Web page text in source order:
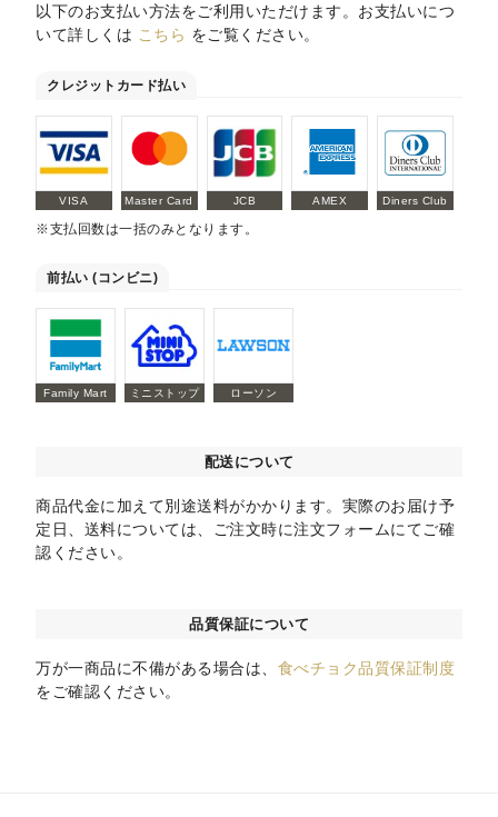
以下のお支払い方法をご利用いただけます。お支払いにつ
いて詳しくは こちら をご覧ください。
クレジットカード払い
VISA Master Card JCB AMEX Diners Club
※支払回数は一括のみとなります。
前払い (コンビニ)
Family Mart ミニストップ ローソン
配送について
商品代金に加えて別途送料がかかります。実際のお届け予
定日、送料については、ご注文時に注文フォームにてご確
認ください。
品質保証について
万が一商品に不備がある場合は、 食べチョク品質保証制度
をご確認ください。